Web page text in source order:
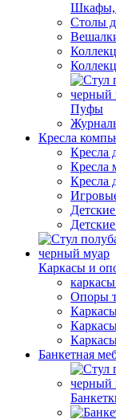
Шкафы,
Столы
Пуфы
Кресла
Кресла
Кресла
Кресла
Каркасы и
Опоры
Банкетная